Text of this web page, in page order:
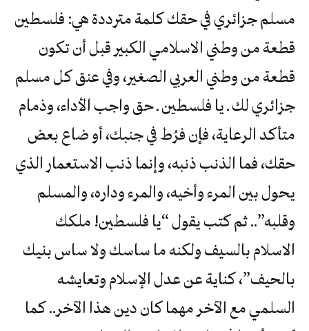
مسلم جزائري في حقك كلمة مترددة هي: فلسطين
قطعة من وطني الاسلامي الكبير قبل أن تكون
قطعة من وطني العربي الصغير، وفي عنق كل مسلم
جزائري لك ـ يا فلسطين ـ حق واجب الأداء، وذمام
متأكد الرعاية، فإن فرُط في جنبك، أو ضاع بعض
حقك، فما الذنب ذنبه، وإنما ذنب الاستعمار الذي
يحول بين المرء وأخيه، والمرء وداره، والمسلم
وقلبه”.. ثم كتب يقول “يا فلسطين! ملكك
الاسلام بالسيف ولكنه ما ساسك ولا ساس بنيك
بالحيف”، كناية عن عدل الإسلام وتعايشه
السلمي مع الآخر مهما كان دين هذا الآخر.. كما